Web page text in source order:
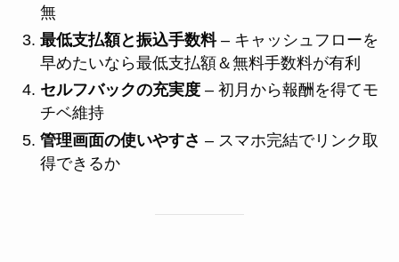
無
最低支払額と振込手数料– キャッシュフローを
早めたいなら最低支払額＆無料手数料が有利
セルフバックの充実度– 初月から報酬を得てモ
チベ維持
管理画面の使いやすさ – スマホ完結でリンク取
得できるか